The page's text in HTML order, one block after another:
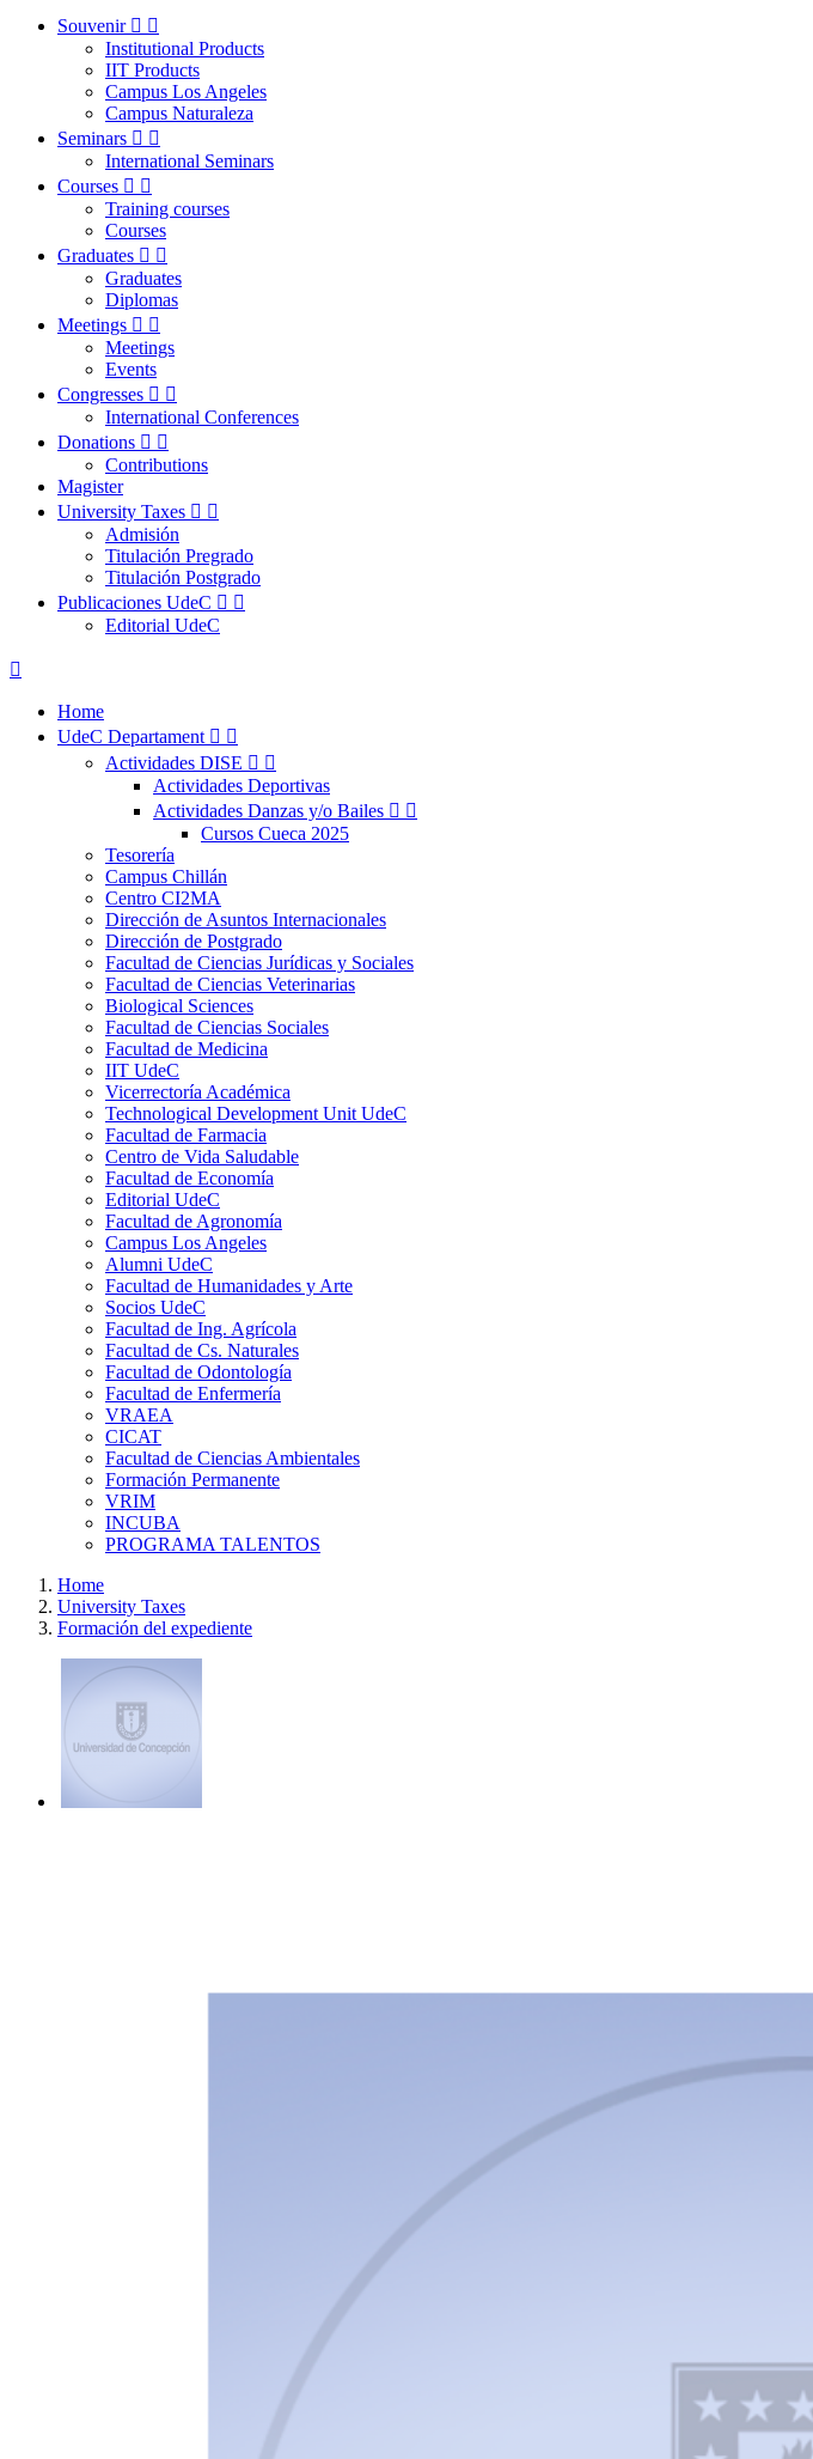
Souvenir  
Institutional Products
IIT Products
Campus Los Angeles
Campus Naturaleza
Seminars  
International Seminars
Courses  
Training courses
Courses
Graduates  
Graduates
Diplomas
Meetings  
Meetings
Events
Congresses  
International Conferences
Donations  
Contributions
Magister
University Taxes  
Admisión
Titulación Pregrado
Titulación Postgrado
Publicaciones UdeC  
Editorial UdeC

Home
UdeC Departament  
Actividades DISE  
Actividades Deportivas
Actividades Danzas y/o Bailes  
Cursos Cueca 2025
Tesorería
Campus Chillán
Centro CI2MA
Dirección de Asuntos Internacionales
Dirección de Postgrado
Facultad de Ciencias Jurídicas y Sociales
Facultad de Ciencias Veterinarias
Biological Sciences
Facultad de Ciencias Sociales
Facultad de Medicina
IIT UdeC
Vicerrectoría Académica
Technological Development Unit UdeC
Facultad de Farmacia
Centro de Vida Saludable
Facultad de Economía
Editorial UdeC
Facultad de Agronomía
Campus Los Angeles
Alumni UdeC
Facultad de Humanidades y Arte
Socios UdeC
Facultad de Ing. Agrícola
Facultad de Cs. Naturales
Facultad de Odontología
Facultad de Enfermería
VRAEA
CICAT
Facultad de Ciencias Ambientales
Formación Permanente
VRIM
INCUBA
PROGRAMA TALENTOS
Home
University Taxes
Formación del expediente